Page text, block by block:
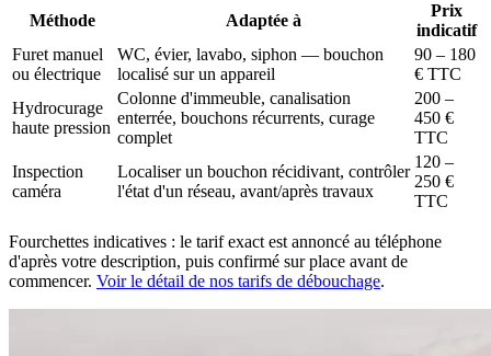
Méthode Adaptée à
Prix
indicatif
Furet manuel
ou électrique
WC, évier, lavabo, siphon — bouchon
localisé sur un appareil
90 – 180
€ TTC
Hydrocurage
haute pression
Colonne d'immeuble, canalisation
enterrée, bouchons récurrents, curage
complet
200 –
450 €
TTC
Inspection
caméra
Localiser un bouchon récidivant, contrôler
l'état d'un réseau, avant/après travaux
120 –
250 €
TTC
Fourchettes indicatives : le tarif exact est annoncé au téléphone
d'après votre description, puis confirmé sur place avant de
commencer. Voir le détail de nos tarifs de débouchage.